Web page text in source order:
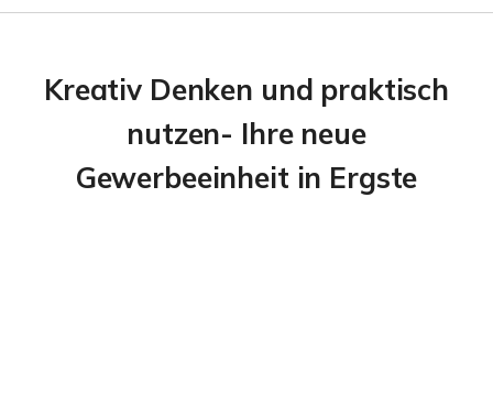
Kreativ Denken und praktisch
nutzen- Ihre neue
Gewerbeeinheit in Ergste